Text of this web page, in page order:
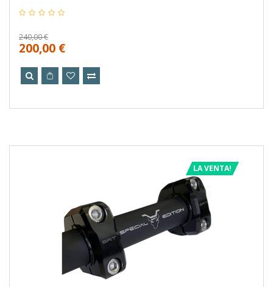
240,00 €
200,00 €
LA VENTA!